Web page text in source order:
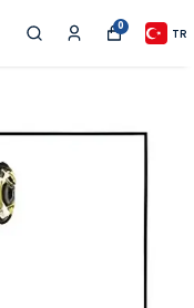
0 TR